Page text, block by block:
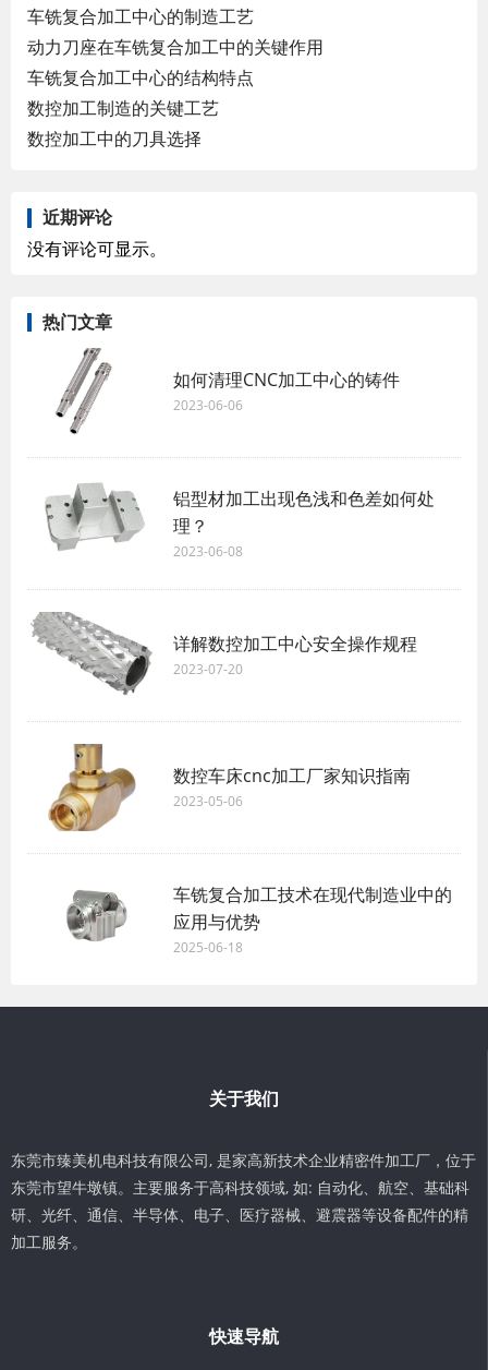
车铣复合加工中心的制造工艺
动力刀座在车铣复合加工中的关键作用
车铣复合加工中心的结构特点
数控加工制造的关键工艺
数控加工中的刀具选择
近期评论
没有评论可显示。
热门文章
如何清理CNC加工中心的铸件
2023-06-06
铝型材加工出现色浅和色差如何处
理？
2023-06-08
详解数控加工中心安全操作规程
2023-07-20
数控车床cnc加工厂家知识指南
2023-05-06
车铣复合加工技术在现代制造业中的
应用与优势
2025-06-18
关于我们
东莞市臻美机电科技有限公司, 是家高新技术企业精密件加工厂，位于
东莞市望牛墩镇。主要服务于高科技领域, 如: 自动化、航空、基础科
研、光纤、通信、半导体、电子、医疗器械、避震器等设备配件的精
加工服务。
快速导航